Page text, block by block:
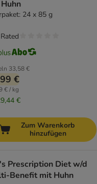
24 x 85 g
33,58 €
€
€ / kg
€
Zum Warenkorb
hinzufügen
Prescription Diet w/d
Benefit mit Huhn